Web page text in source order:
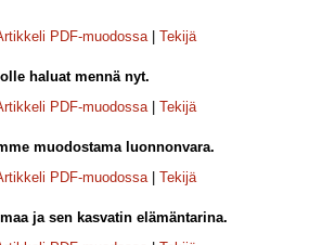
PDF-muodossa| Tekijä
haluat mennä nyt.
PDF-muodossa| Tekijä
muodostama luonnonvara.
PDF-muodossa| Tekijä
ja sen kasvatin elämäntarina.